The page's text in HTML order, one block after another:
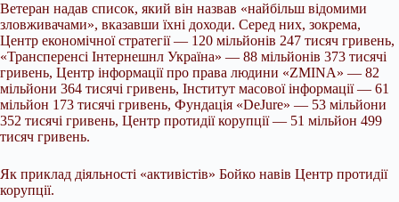
Ветеран надав список, який він назвав «найбільш відомими
зловживачами», вказавши їхні доходи. Серед них, зокрема,
Центр економічної стратегії — 120 мільйонів 247 тисяч гривень,
«Трансперенсі Інтернешнл Україна» — 88 мільйонів 373 тисячі
гривень, Центр інформації про права людини «ZMINA» — 82
мільйони 364 тисячі гривень, Інститут масової інформації — 61
мільйон 173 тисячі гривень, Фундація «DeJure» — 53 мільйони
352 тисячі гривень, Центр протидії корупції — 51 мільйон 499
тисяч гривень.
Як приклад діяльності «активістів» Бойко навів Центр протидії
корупції.